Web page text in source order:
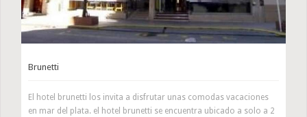
Brunetti
El hotel brunetti los invita a disfrutar unas comodas vacaciones
en mar del plata. el hotel brunetti se encuentra ubicado a solo a 2